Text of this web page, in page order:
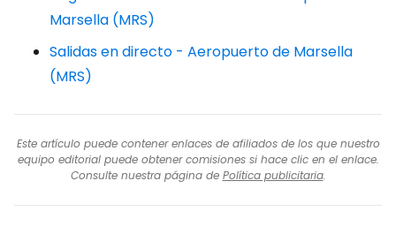
Marsella (MRS)
Salidas en directo - Aeropuerto de Marsella
(MRS)
Este artículo puede contener enlaces de afiliados de los que nuestro
equipo editorial puede obtener comisiones si hace clic en el enlace.
Consulte nuestra página de Política publicitaria.